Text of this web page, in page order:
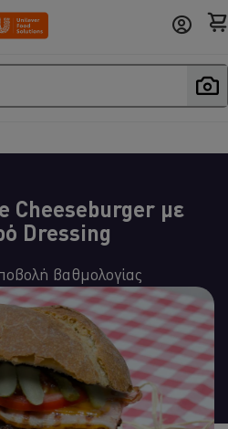
Cheeseburger με
Dressing
Δεν
υποβλήθηκαν
αξιολογήσεις
για
αυτό
το
recipe
βαθμολογίας